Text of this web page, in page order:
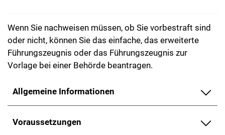
Wenn Sie nachweisen müssen, ob Sie vorbestraft sind
oder nicht, können Sie das einfache, das erweiterte
Führungszeugnis oder das Führungszeugnis zur
Vorlage bei einer Behörde beantragen.
Allgemeine Informationen
Voraussetzungen